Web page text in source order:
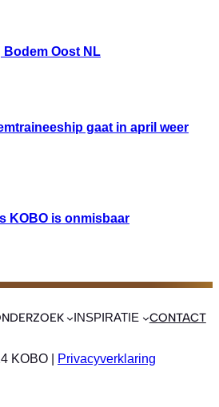
Oost NL
gaat in april weer
KOBO is onmisbaar
INSPIRATIE CONTACT
KOBO | Privacyverklaring